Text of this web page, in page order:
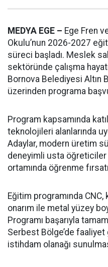
MEDYA EGE – Ege Fren
Okulu’nun 2026-2027
süreci başladı. Meslek
sektöründe çalışma
Bornova Belediyesi Altın
üzerinden programa
Program kapsamında
teknolojileri alanlarında
Adaylar, modern üretim
deneyimli usta
ortamında öğrenme
Eğitim programında CNC,
onarım ile metal yüzey
Programı başarıyla
Serbest Bölge’de
istihdam olanağı